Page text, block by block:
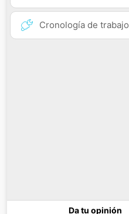
Cronología de trabajo
Da tu opinión